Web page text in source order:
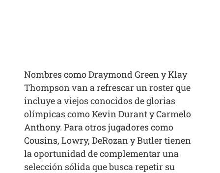
Nombres como Draymond Green y Klay
Thompson van a refrescar un roster que
incluye a viejos conocidos de glorias
olímpicas como Kevin Durant y Carmelo
Anthony. Para otros jugadores como
Cousins, Lowry, DeRozan y Butler tienen
la oportunidad de complementar una
selección sólida que busca repetir su